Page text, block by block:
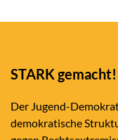
STARK gemacht!
Der Jugend-
demokratische